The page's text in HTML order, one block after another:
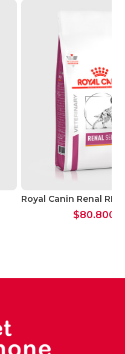
Royal Canin Renal RF
$80.800